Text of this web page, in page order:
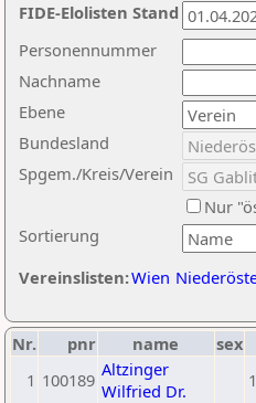
Nachname
Ebene
Sortierung
Personennummer
Bundesland
Spgem./Kreis/Verein
Nur
Vereinslisten:Wien
FIDE-Elolisten Stand
Nr. pnr name sex
1 100189 Altzinger
Wilfried Dr.